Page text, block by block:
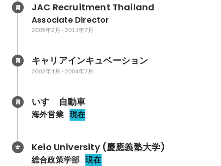
JAC Recruitment Thailand
Associate Director
2005年2月 - 2011年7月
キャリアインキュベーション
2002年1月 - 2004年7月
いすゞ自動車
海外営業 現在
Keio University (慶應義塾大学)
総合政策学部 現在